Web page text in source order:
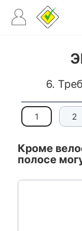
6.
1 2
Кроме
полосе